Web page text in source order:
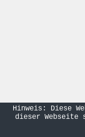
Hinweis: Diese
dieser Webseite